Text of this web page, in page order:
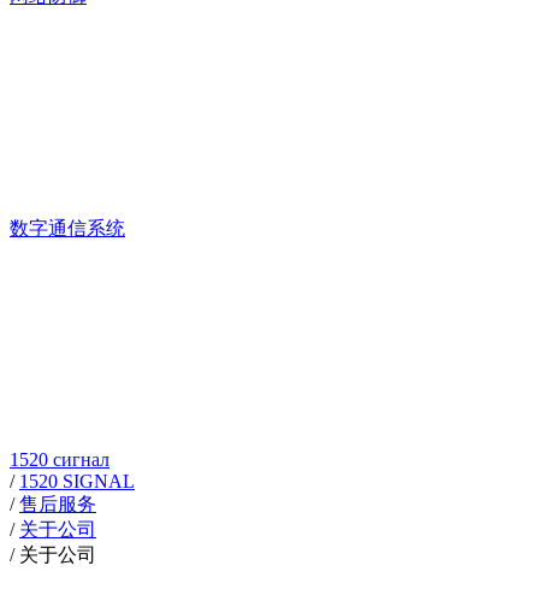
数字通信系统
1520 сигнал
/ 1520 SIGNAL
/售后服务
/ 关于公司
/ 关于公司